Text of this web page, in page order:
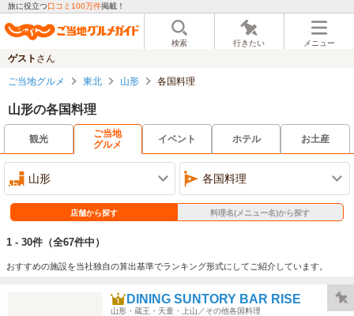
旅に役立つ口コミ100万件掲載！
検索 行きたい メニュー
ゲスト さん
ご当地グルメ 東北 山形 各国料理
山形の各国料理
観光
ご当地
グルメ
イベント ホテル お土産
山形 各国料理
店舗から探す 料理名(メニュー名)から探す
1 - 30件 （全67件中）
おすすめの施設を当社独自の算出基準でランキング形式にしてご紹介しています。
DINING SUNTORY BAR RISE
山形・蔵王・天童・上山／その他各国料理